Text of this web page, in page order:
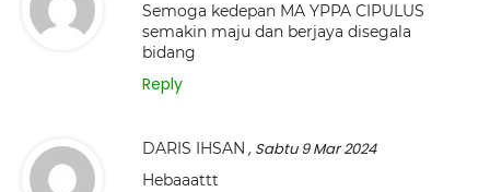
Semoga kedepan MA YPPA CIPULUS
semakin maju dan berjaya disegala
bidang
Reply
DARIS IHSAN , Sabtu 9 Mar 2024
Hebaaattt